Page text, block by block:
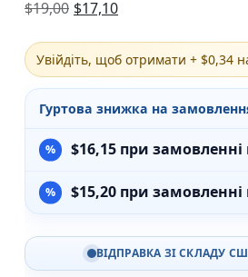
$19,00 $17,10
Увійдіть, щоб отримати + $0,34
Гуртова знижка на
$16,15 при замовленні
$15,20 при замовленні
ВІДПРАВКА ЗІ СКЛАДУ